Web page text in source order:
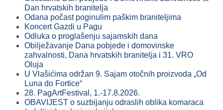
Dan hrvatskih branitelja
Odana počast poginulim paškim braniteljima
Koncert Gazdi u Pagu
Odluka o proglašenju sajamskih dana
Obilježavanje Dana pobjede i domovinske
zahvalnosti, Dana hrvatskih branitelja i 31. VRO
Oluja
U Vlašićima održan 9. Sajam otočnih proizvoda „Od
Luna do Fortice“
28. PagArtFestival, 1.-17.8.2026.
OBAVIJEST o suzbijanju odraslih oblika komaraca